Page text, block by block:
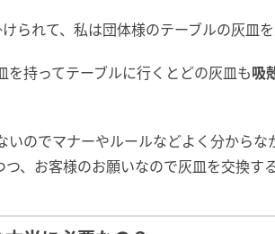
られて、私は団体様のテーブルの灰皿を
を持ってテーブルに行くとどの灰皿も吸
いのでマナーやルールなどよく分から
、お客様のお願いなので灰皿を交換す